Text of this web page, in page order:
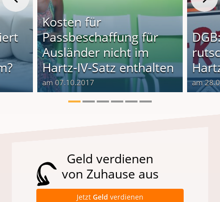
Kosten für
Passbeschaffung für
Ausländer nicht im
Hartz-IV-Satz enthalten
am 07.10.2017 am
Geld verdienen
von Zuhause aus
Jetzt Geld verdienen